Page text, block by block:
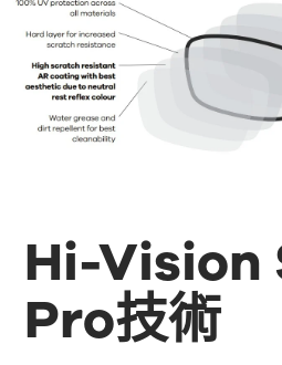
Hi-Vision
Pro技術